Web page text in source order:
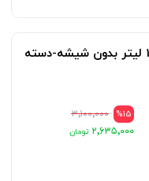
فلاکس 1 لیتر بدون شیشه-دسته
%15 ۳٬۱۰۰٬۰۰۰
۲٬۶۳۵٬۰۰۰